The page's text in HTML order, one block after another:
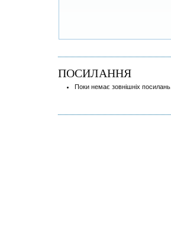
ПОСИЛАННЯ
Поки немає зовнішніх посилань.